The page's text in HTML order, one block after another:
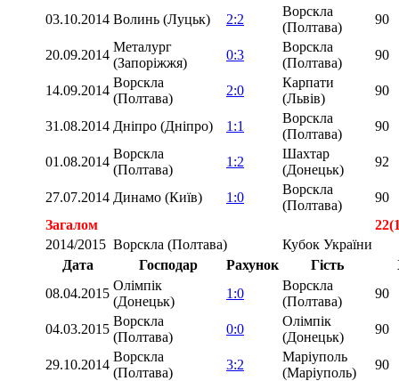
03.10.2014 Волинь (Луцьк) 2:2
Ворскла
(Полтава)
90
20.09.2014
Металург
(Запоріжжя)
0:3
Ворскла
(Полтава)
90
14.09.2014
Ворскла
(Полтава)
2:0
Карпати
(Львів)
90
31.08.2014 Дніпро (Дніпро) 1:1
Ворскла
(Полтава)
90
01.08.2014
Ворскла
(Полтава)
1:2
Шахтар
(Донецьк)
92
27.07.2014 Динамо (Київ) 1:0
Ворскла
(Полтава)
90
Загалом
2014/2015 Ворскла (Полтава)
Кубок України
Дата
Господар Рахунок Гість
08.04.2015
Олімпік
(Донецьк)
1:0
Ворскла
(Полтава)
90
04.03.2015
Ворскла
(Полтава)
0:0
Олімпік
(Донецьк)
90
29.10.2014
Ворскла
(Полтава)
3:2
Маріуполь
(Маріуполь)
90